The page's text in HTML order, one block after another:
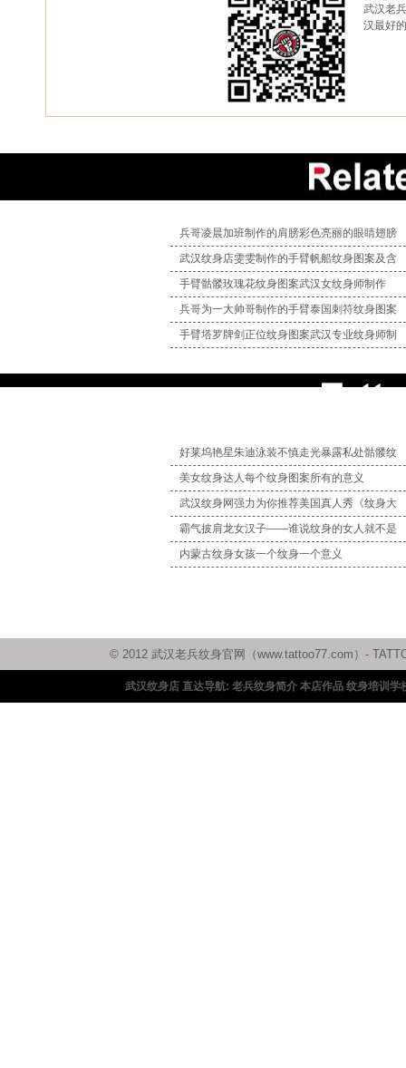
武汉老
汉最好
兵哥凌晨加班制作的肩膀彩色亮丽的眼睛翅膀
武汉纹身店雯雯制作的手臂帆船纹身图案及含
手臂骷髅玫瑰花纹身图案武汉女纹身师制作
兵哥为一大帅哥制作的手臂泰国刺符纹身图案
手臂塔罗牌剑正位纹身图案武汉专业纹身师制
好莱坞艳星朱迪泳装不慎走光暴露私处骷髅纹
美女纹身达人每个纹身图案所有的意义
武汉纹身网强力为你推荐美国真人秀《纹身大
霸气披肩龙女汉子——谁说纹身的女人就不是
内蒙古纹身女孩一个纹身一个意义
© 2012 武汉老兵纹身官网（www.tattoo77.com）-
武汉纹身店 直达导航: 老兵纹身简介 本店作品 纹身培训学